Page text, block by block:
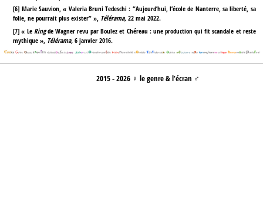
[6] Marie Sauvion, « Valeria Bruni Tedeschi : “Aujourd’hui, l’école de Nanterre, sa liberté, sa
folie, ne pourrait plus exister” », Télérama, 22 mai 2022.
[7]« Le Ringde Wagner revu par Boulez et Chéreau : une production qui fit scandale et reste
mythique », Télérama, 6 janvier 2016.
2015 - 2026 ♀ le genre & l’écran ♂